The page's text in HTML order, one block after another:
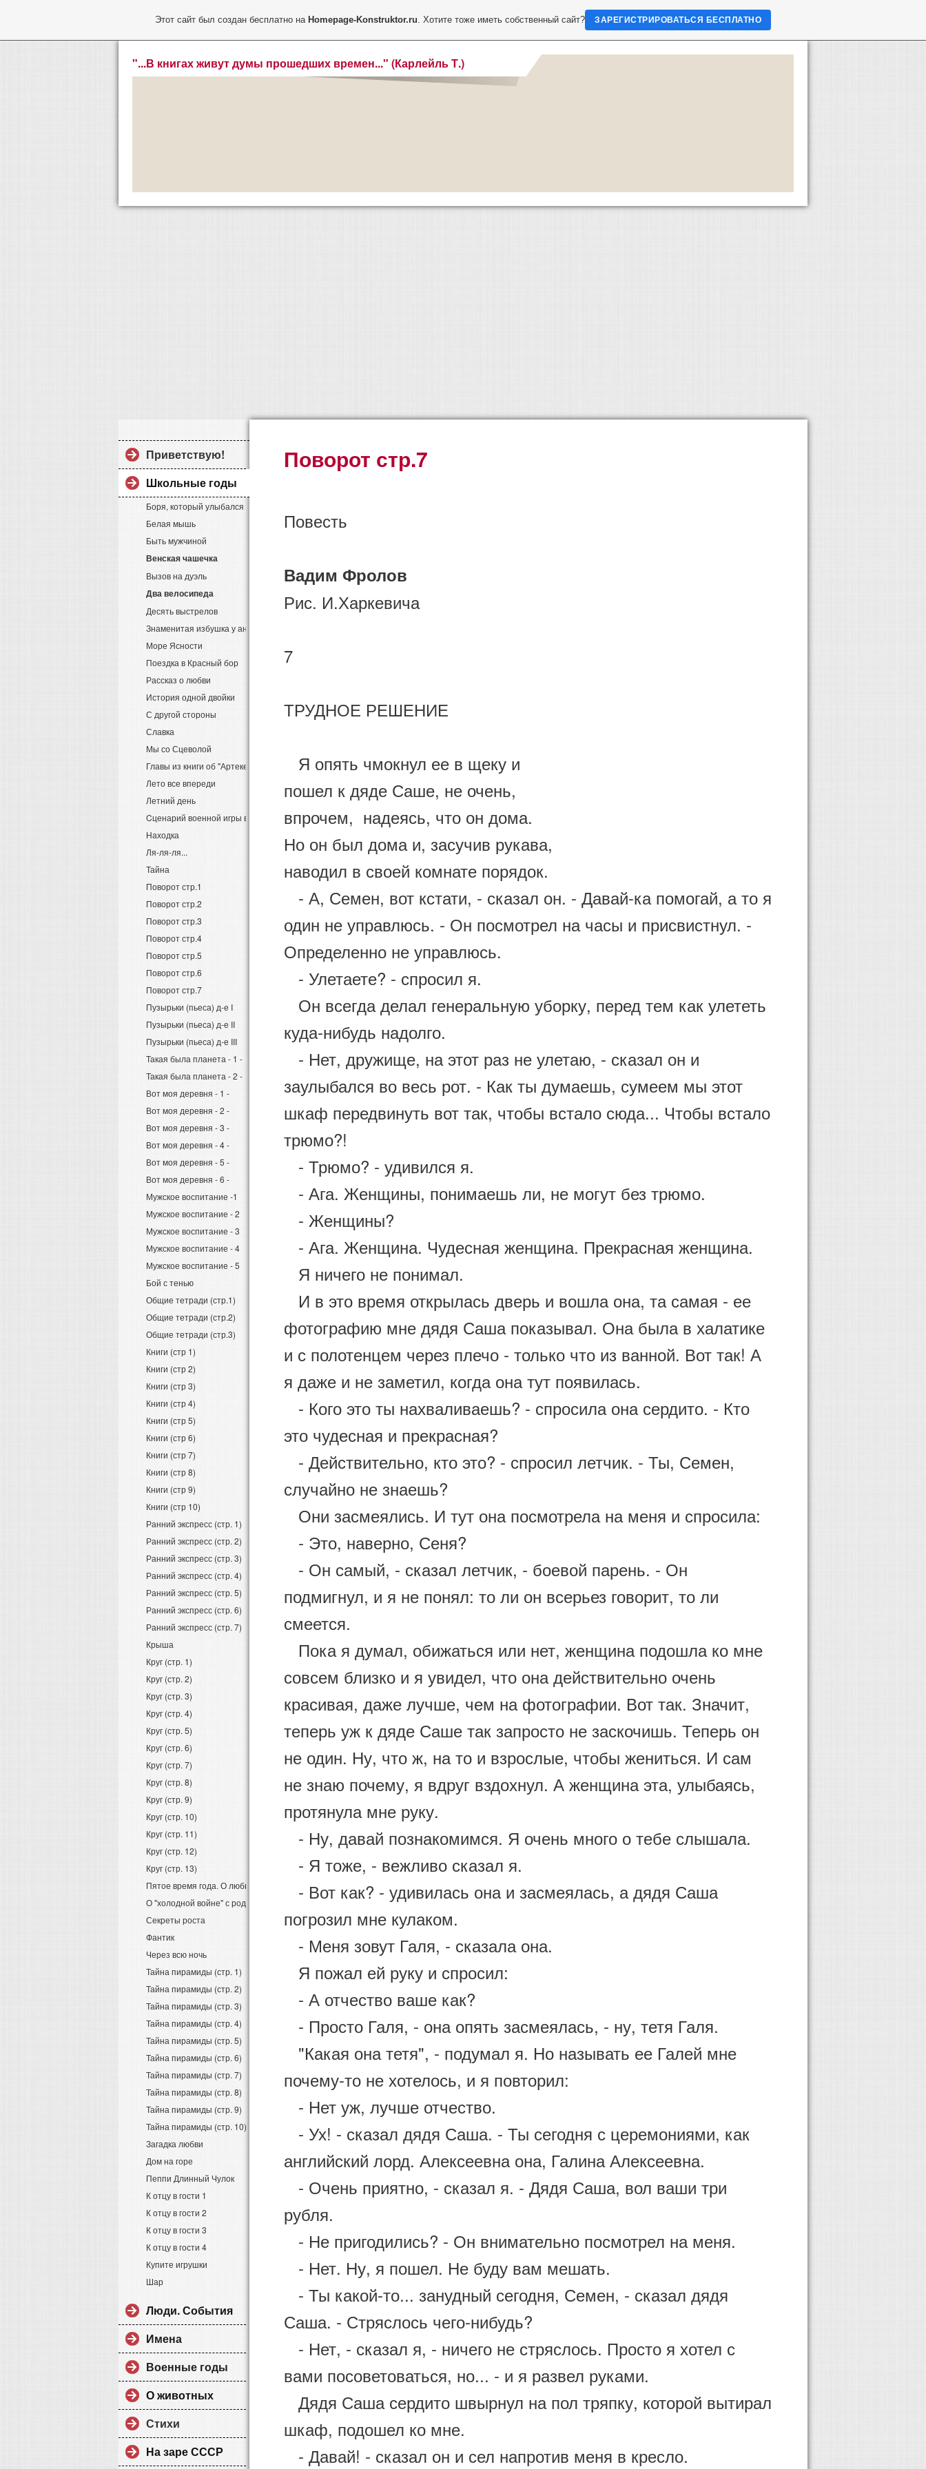
"...В книгах живут думы прошедших времен..." (Карлейль Т.)
Приветствую!
Школьные годы
Боря, который улыбался
Белая мышь
Быть мужчиной
Венская чашечка
Вызов на дуэль
Два велосипеда
Десять выстрелов
Знаменитая избушка у антонова колодца
Море Ясности
Поездка в Красный бор
Рассказ о любви
История одной двойки
С другой стороны
Славка
Мы со Сцеволой
Главы из книги об "Артеке"
Лето все впереди
Летний день
Cценарий военной игры в пионерском лагере
Находка
Ля-ля-ля...
Тайна
Поворот стр.1
Поворот стр.2
Поворот стр.3
Поворот стр.4
Поворот стр.5
Поворот стр.6
Поворот стр.7
Пузырьки (пьеса) д-е I
Пузырьки (пьеса) д-е II
Пузырьки (пьеса) д-е III
Такая была планета - 1 -
Такая была планета - 2 -
Вот моя деревня - 1 -
Вот моя деревня - 2 -
Вот моя деревня - 3 -
Вот моя деревня - 4 -
Вот моя деревня - 5 -
Вот моя деревня - 6 -
Мужское воспитание -1
Мужское воспитание - 2
Мужское воспитание - 3
Мужское воспитание - 4
Мужское воспитание - 5
Бой с тенью
Общие тетради (стр.1)
Общие тетради (стр.2)
Общие тетради (стр.3)
Книги (стр 1)
Книги (стр 2)
Книги (стр 3)
Книги (стр 4)
Книги (стр 5)
Книги (стр 6)
Книги (стр 7)
Книги (стр 8)
Книги (стр 9)
Книги (стр 10)
Ранний экспресс (стр. 1)
Ранний экспресс (стр. 2)
Ранний экспресс (стр. 3)
Ранний экспресс (стр. 4)
Ранний экспресс (стр. 5)
Ранний экспресс (стр. 6)
Ранний экспресс (стр. 7)
Крыша
Круг (стр. 1)
Круг (стр. 2)
Круг (стр. 3)
Круг (стр. 4)
Круг (стр. 5)
Круг (стр. 6)
Круг (стр. 7)
Круг (стр. 8)
Круг (стр. 9)
Круг (стр. 10)
Круг (стр. 11)
Круг (стр. 12)
Круг (стр. 13)
Пятое время года. О любви - детям
О "холодной войне" с родителями
Секреты роста
Фантик
Через всю ночь
Тайна пирамиды (стр. 1)
Тайна пирамиды (стр. 2)
Тайна пирамиды (стр. 3)
Тайна пирамиды (стр. 4)
Тайна пирамиды (стр. 5)
Тайна пирамиды (стр. 6)
Тайна пирамиды (стр. 7)
Тайна пирамиды (стр. 8)
Тайна пирамиды (стр. 9)
Тайна пирамиды (стр. 10)
Загадка любви
Дом на горе
Пеппи Длинный Чулок
К отцу в гости 1
К отцу в гости 2
К отцу в гости 3
К отцу в гости 4
Купите игрушки
Шар
Люди. События
Имена
Военные годы
О животных
Стихи
На заре СССР
Поворот стр.7
Повесть
Вадим Фролов
Рис. И.Харкевича
7
ТРУДНОЕ РЕШЕНИЕ
Я опять чмокнул ее в щеку и
пошел к дяде Саше, не очень,
впрочем, надеясь, что он дома.
Но он был дома и, засучив рукава,
наводил в своей комнате порядок.
- А, Семен, вот кстати, - сказал он. - Давай-ка помогай, а то я
один не управлюсь. - Он посмотрел на часы и присвистнул. -
Определенно не управлюсь.
- Улетаете? - спросил я.
Он всегда делал генеральную уборку, перед тем как улететь
куда-нибудь надолго.
- Нет, дружище, на этот раз не улетаю, - сказал он и
заулыбался во весь рот. - Как ты думаешь, сумеем мы этот
шкаф передвинуть вот так, чтобы встало сюда... Чтобы встало
трюмо?!
- Трюмо? - удивился я.
- Ага. Женщины, понимаешь ли, не могут без трюмо.
- Женщины?
- Ага. Женщина. Чудесная женщина. Прекрасная женщина.
Я ничего не понимал.
И в это время открылась дверь и вошла она, та самая - ее
фотографию мне дядя Саша показывал. Она была в халатике
и с полотенцем через плечо - только что из ванной. Вот так! А
я даже и не заметил, когда она тут появилась.
- Кого это ты нахваливаешь? - спросила она сердито. - Кто
это чудесная и прекрасная?
- Действительно, кто это? - спросил летчик. - Ты, Семен,
случайно не знаешь?
Они засмеялись. И тут она посмотрела на меня и спросила:
- Это, наверно, Сеня?
- Он самый, - сказал летчик, - боевой парень. - Он
подмигнул, и я не понял: то ли он всерьез говорит, то ли
смеется.
Пока я думал, обижаться или нет, женщина подошла ко мне
совсем близко и я увидел, что она действительно очень
красивая, даже лучше, чем на фотографии. Вот так. Значит,
теперь уж к дяде Саше так запросто не заскочишь. Теперь он
не один. Ну, что ж, на то и взрослые, чтобы жениться. И сам
не знаю почему, я вдруг вздохнул. А женщина эта, улыбаясь,
протянула мне руку.
- Ну, давай познакомимся. Я очень много о тебе слышала.
- Я тоже, - вежливо сказал я.
- Вот как? - удивилась она и засмеялась, а дядя Саша
погрозил мне кулаком.
- Меня зовут Галя, - сказала она.
Я пожал ей руку и спросил:
- А отчество ваше как?
- Просто Галя, - она опять засмеялась, - ну, тетя Галя.
"Какая она тетя", - подумал я. Но называть ее Галей мне
почему-то не хотелось, и я повторил:
- Нет уж, лучше отчество.
- Ух! - сказал дядя Саша. - Ты сегодня с церемониями, как
английский лорд. Алексеевна она, Галина Алексеевна.
- Очень приятно, - сказал я. - Дядя Саша, вол ваши три
рубля.
- Не пригодились? - Он внимательно посмотрел на меня.
- Нет. Ну, я пошел. Не буду вам мешать.
- Ты какой-то... занудный сегодня, Семен, - сказал дядя
Саша. - Стряслось чего-нибудь?
- Нет, - сказал я, - ничего не стряслось. Просто я хотел с
вами посоветоваться, но... - и я развел руками.
Дядя Саша сердито швырнул на пол тряпку, которой вытирал
шкаф, подошел ко мне.
- Давай! - сказал он и сел напротив меня в кресло.
Этот сайт был создан бесплатно на Homepage-Konstruktor.ru. Хотите тоже иметь собственный сайт? ЗАРЕГИСТРИРОВАТЬСЯ БЕСПЛАТНО